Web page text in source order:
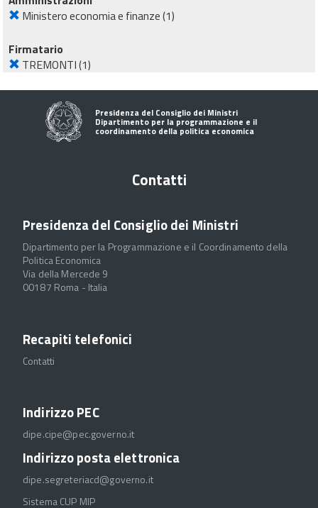
Ministero economia e finanze(1)
Firmatario
TREMONTI(1)
Presidenza del Consiglio dei Ministri
Dipartimento per la programmazione e il
coordinamento della politica economica
Contatti
Presidenza del Consiglio dei Ministri
Dipartimento per la Programmazione e il Coordinamento della
Politica Economica
Via della Mercede 9
00187 Roma - Italia
Recapiti telefonici
Contatti
Indirizzo PEC
dipe.cipe@pec.governo.it
Indirizzo posta elettronica
dipe.segreteriacd@governo.it
Sistema CUP MIP